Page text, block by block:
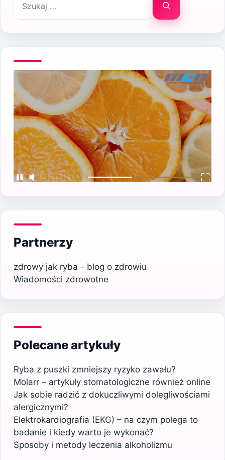
Partnerzy
zdrowy jak ryba - blog o zdrowiu
Wiadomości zdrowotne
Polecane artykuły
Ryba z puszki zmniejszy ryzyko zawału?
Molarr – artykuły stomatologiczne również online
Jak sobie radzić z dokuczliwymi dolegliwościami
alergicznymi?
Elektrokardiografia (EKG) – na czym polega to
badanie i kiedy warto je wykonać?
Sposoby i metody leczenia alkoholizmu